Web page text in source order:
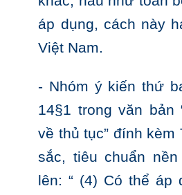
áp dụng, cách này
Việt Nam.
- Nhóm ý kiến thứ
14§1 trong văn bản
về thủ tục” đính
sắc, tiêu chuẩn
lên: “ (4) Có thể áp